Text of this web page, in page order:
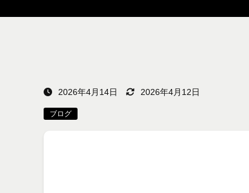
2026年4月14日 2026年4月12日
ブログ